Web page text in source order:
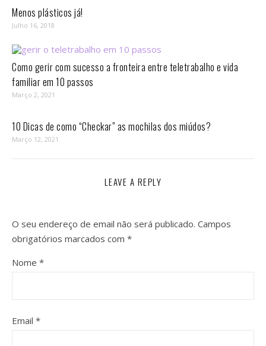
Menos plásticos já!
Julho 16, 2018
Como gerir com sucesso a fronteira entre teletrabalho e vida
familiar em 10 passos⁣
Março 2, 2021
10 Dicas de como “Checkar” as mochilas dos miúdos?
Março 12, 2021
LEAVE A REPLY
O seu endereço de email não será publicado. Campos
obrigatórios marcados com *
Nome *
Email *